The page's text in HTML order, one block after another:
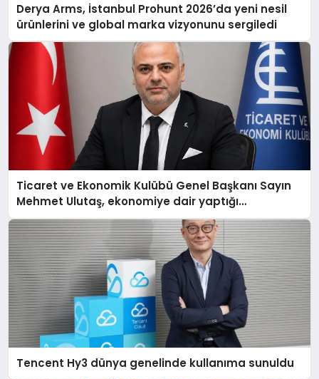
Derya Arms, İstanbul Prohunt 2026’da yeni nesil
ürünlerini ve global marka vizyonunu sergiledi
Ticaret ve Ekonomik Kulübü Genel Başkanı Sayın
Mehmet Ulutaş, ekonomiye dair yaptığı
açıklamada şunları kaydetti:
Tencent Hy3 dünya genelinde kullanıma sunuldu